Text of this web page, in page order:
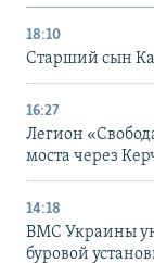
18:10
Старший сын
16:27
Легион
моста через
14:18
ВМС Украины
буровой